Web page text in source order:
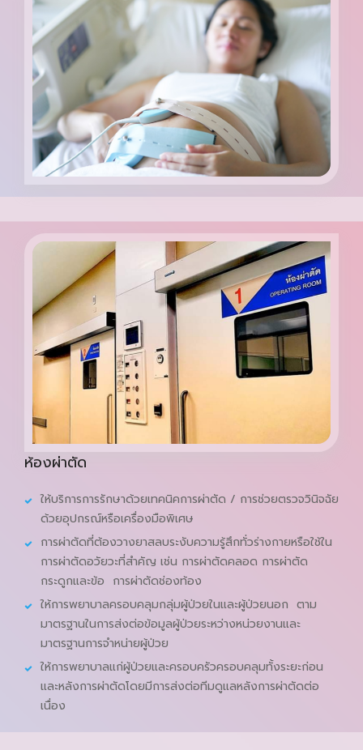
ห้องผ่าตัด
ให้บริการการรักษาด้วยเทคนิคการผ่าตัด / การช่วยตรวจวินิจฉัย
ด้วยอุปกรณ์หรือเครื่องมือพิเศษ
การผ่าตัดที่ต้องวางยาสลบระงับความรู้สึกทั่วร่างกายหรือใช้ใน
การผ่าตัดอวัยวะที่สำคัญ เช่น การผ่าตัดคลอด การผ่าตัด
กระดูกและข้อ การผ่าตัดช่องท้อง
ให้การพยาบาลครอบคลุมกลุ่มผู้ป่วยในและผู้ป่วยนอก ตาม
มาตรฐานในการส่งต่อข้อมูลผู้ป่วยระหว่างหน่วยงานและ
มาตรฐานการจำหน่ายผู้ป่วย
ให้การพยาบาลแก่ผู้ป่วยและครอบครัวครอบคลุมทั้งระยะก่อน
และหลังการผ่าตัดโดยมีการส่งต่อทีมดูแลหลังการผ่าตัดต่อ
เนื่อง